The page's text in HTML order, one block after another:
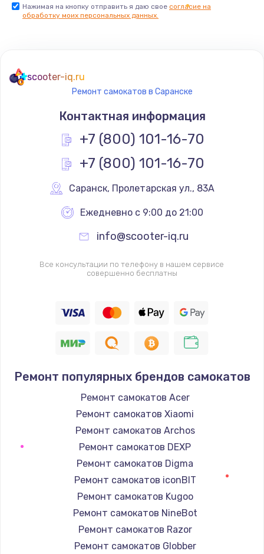
Нажимая на кнопку отправить я даю свое согласие на
обработку моих персональных данных.
scooter-iq.ru
Ремонт самокатов в Саранске
Контактная информация
+7 (800) 101-16-70
+7 (800) 101-16-70
Саранск, Пролетарская ул., 83А
Ежедневно с 9:00 до 21:00
info@scooter-iq.ru
Все консультации по телефону в нашем сервисе
совершенно бесплатны
Ремонт популярных брендов самокатов
Ремонт самокатов Acer
Ремонт самокатов Xiaomi
Ремонт самокатов Archos
Ремонт самокатов DEXP
Ремонт самокатов Digma
Ремонт самокатов iconBIT
Ремонт самокатов Kugoo
Ремонт самокатов NineBot
Ремонт самокатов Razor
Ремонт самокатов Globber